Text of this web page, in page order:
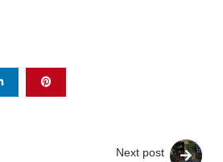
Next post